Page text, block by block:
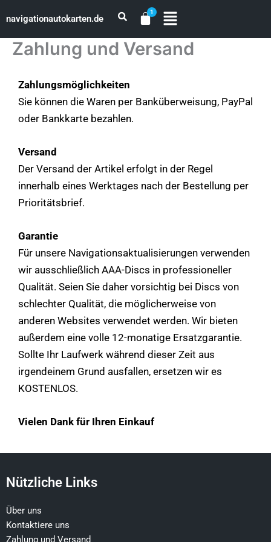
Inhalt
springen
navigationautokarten.de
Zahlung und Versand
Zahlungsmöglichkeiten
Sie können die Waren per Banküberweisung, PayPal
oder Bankkarte bezahlen.
Versand
Der Versand der Artikel erfolgt in der Regel
innerhalb eines Werktages nach der Bestellung per
Prioritätsbrief.
Garantie
Für unsere Navigationsaktualisierungen verwenden
wir ausschließlich AAA-Discs in professioneller
Qualität. Seien Sie daher vorsichtig bei Discs von
schlechter Qualität, die möglicherweise von
anderen Websites verwendet werden. Wir bieten
außerdem eine volle 12-monatige Ersatzgarantie.
Sollte Ihr Laufwerk während dieser Zeit aus
irgendeinem Grund ausfallen, ersetzen wir es
KOSTENLOS.
Vielen Dank für Ihren Einkauf
Nützliche Links
Über uns
Kontaktiere uns
Zahlung und Versand